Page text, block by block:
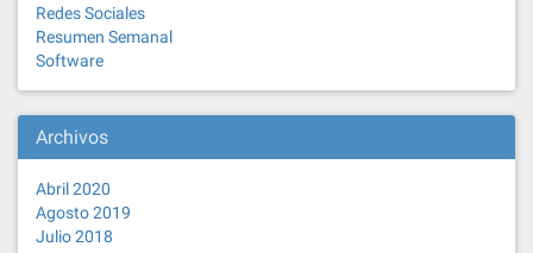
Redes Sociales
Resumen Semanal
Software
Archivos
Abril 2020
Agosto 2019
Julio 2018